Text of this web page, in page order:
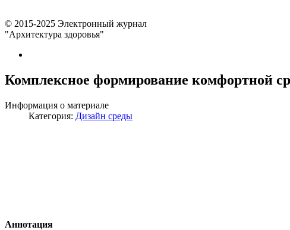
© 2015-2025 Электронный журнал
"Архитектура здоровья"
Комплексное формирование комфортной
Информация о материале
Категория: Дизайн среды
Аннотация